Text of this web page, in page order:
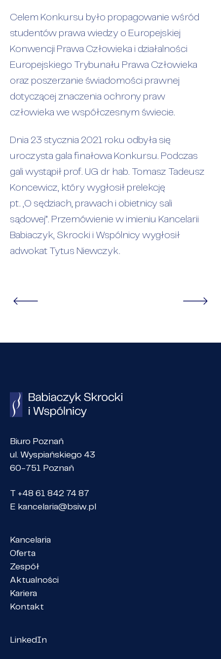
Celem Konkursu było propagowanie wśród
studentów prawa wiedzy o Europejskiej
Konwencji Prawa Człowieka i działalności
Europejskiego Trybunału Prawa Człowieka
oraz poszerzanie świadomości prawnej
dotyczącej znaczenia ochrony praw
człowieka we współczesnym świecie.
Dnia 23 stycznia 2021 roku odbyła się
uroczysta gala finałowa Konkursu. Podczas
gali wystąpił prof. UG dr hab. Tomasz Tadeusz
Koncewicz, który wygłosił prelekcję
pt. „O sędziach, prawach i obietnicy sali
sądowej”. Przemówienie w imieniu Kancelarii
Babiaczyk, Skrocki i Wspólnicy wygłosił
adwokat Tytus Niewczyk.
Biuro Poznań
ul. Wyspiańskiego 43
60-751 Poznań
T +48 61 842 74 87
E kancelaria@bsiw.pl
Kancelaria
Oferta
Zespół
Aktualności
Kariera
Kontakt
LinkedIn